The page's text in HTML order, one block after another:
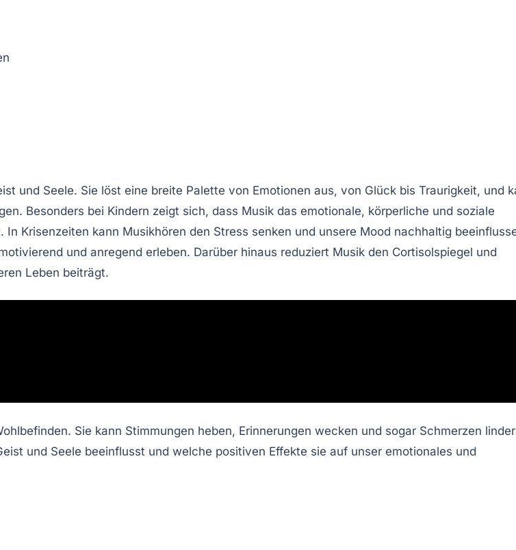
und Seele. Sie löst eine breite Palette von Emotionen aus, von Glück bis Traurigkeit, und
Besonders bei Kindern zeigt sich, dass Musik das emotionale, körperliche und soziale
In Krisenzeiten kann Musikhören den Stress senken und unsere Mood nachhaltig
und anregend erleben. Darüber hinaus reduziert Musik den Cortisolspiegel und
Leben beiträgt.
Sie kann Stimmungen heben, Erinnerungen wecken und sogar Schmerzen
und Seele beeinflusst und welche positiven Effekte sie auf unser emotionales und